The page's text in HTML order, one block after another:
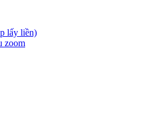
lấy liền)
zoom